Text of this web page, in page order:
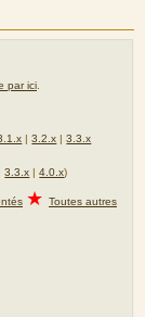
par ici
|3.2.x |3.3.x
3.3.x |4.0.x)
★ Toutes autres